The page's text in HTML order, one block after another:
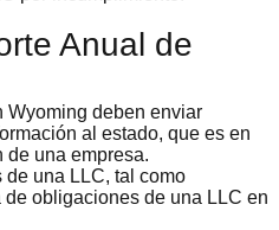
Anual de
Wyoming deben enviar
al estado, que es en
de una empresa.
de una LLC, tal como
de obligaciones de una LLC en